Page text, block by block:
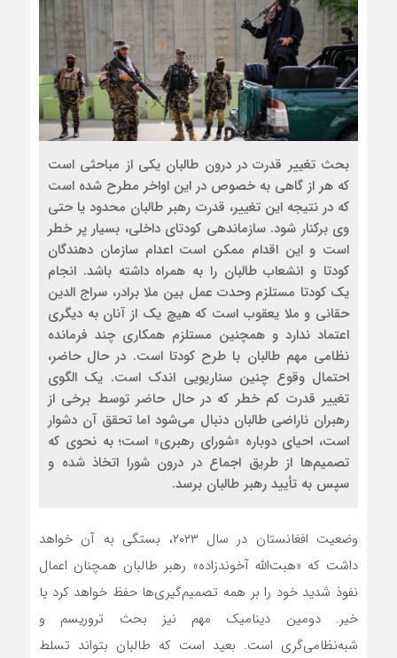
بحث تغییر قدرت در درون طالبان یکی از مباحثی است
که هر از گاهی به خصوص در این اواخر مطرح شده است
که در نتیجه این تغییر، قدرت رهبر طالبان محدود یا حتی
وی برکنار شود. سازماندهی کودتای داخلی، بسیار پر خطر
است و این اقدام ممکن است اعدام سازمان دهندگان
کودتا و انشعاب طالبان را به همراه داشته باشد. انجام
یک کودتا مستلزم وحدت عمل بین ملا برادر، سراج الدین
حقانی و ملا یعقوب است که هیچ یک از آنان به دیگری
اعتماد ندارد و همچنین مستلزم همکاری چند فرمانده
نظامی مهم طالبان با طرح کودتا است. در حال حاضر،
احتمال وقوع چنین سناریویی اندک است. یک الگوی
تغییر قدرت کم خطر که در حال حاضر توسط برخی از
رهبران ناراضی طالبان دنبال می‌شود اما تحقق آن دشوار
است، احیای دوباره «شورای رهبری» است؛ به نحوی که
تصمیم‌ها از طریق اجماع در درون شورا اتخاذ شده و
سپس به تأیید رهبر طالبان برسد.
وضعیت افغانستان در سال ۲۰۲۳، بستگی به آن خواهد
داشت که «هبت‌الله آخوندزاده» رهبر طالبان همچنان اعمال
نفوذ شدید خود را بر همه تصمیم‌گیری‌ها حفظ خواهد کرد یا
خیر. دومین دینامیک مهم نیز بحث تروریسم و
شبه‌نظامی‌گری است. بعید است که طالبان بتواند تسلط